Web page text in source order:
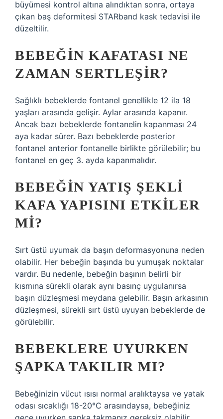
büyümesi kontrol altına alındıktan sonra, ortaya
çıkan baş deformitesi STARband kask tedavisi ile
düzeltilir.
BEBEĞIN KAFATASI NE
ZAMAN SERTLEŞIR?
Sağlıklı bebeklerde fontanel genellikle 12 ila 18
yaşları arasında gelişir. Aylar arasında kapanır.
Ancak bazı bebeklerde fontanelin kapanması 24
aya kadar sürer. Bazı bebeklerde posterior
fontanel anterior fontanelle birlikte görülebilir; bu
fontanel en geç 3. ayda kapanmalıdır.
BEBEĞIN YATIŞ ŞEKLI
KAFA YAPISINI ETKILER
MI?
Sırt üstü uyumak da başın deformasyonuna neden
olabilir. Her bebeğin başında bu yumuşak noktalar
vardır. Bu nedenle, bebeğin başının belirli bir
kısmına sürekli olarak aynı basınç uygulanırsa
başın düzleşmesi meydana gelebilir. Başın arkasının
düzleşmesi, sürekli sırt üstü uyuyan bebeklerde de
görülebilir.
BEBEKLERE UYURKEN
ŞAPKA TAKILIR MI?
Bebeğinizin vücut ısısı normal aralıktaysa ve yatak
odası sıcaklığı 18-20°C arasındaysa, bebeğiniz